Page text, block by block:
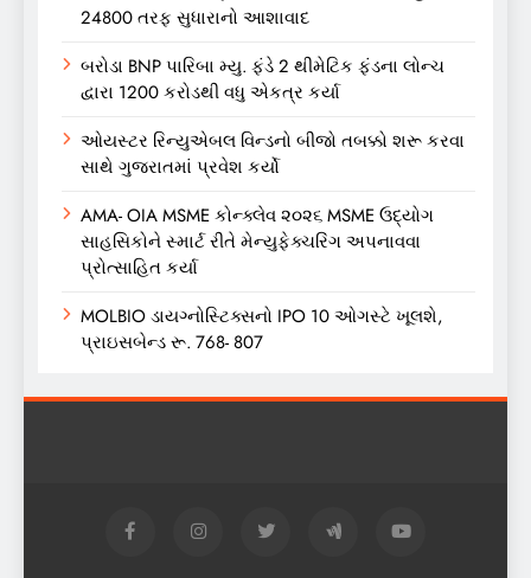
24800 તરફ સુધારાનો આશાવાદ
બરોડા BNP પારિબા મ્યુ. ફંડે 2 થીમેટિક ફંડના લોન્ચ
દ્વારા 1200 કરોડથી વધુ એકત્ર કર્યા
ઓયસ્ટર રિન્યુએબલ વિન્ડનો બીજો તબક્કો શરૂ કરવા
સાથે ગુજરાતમાં પ્રવેશ કર્યો
AMA- OIA MSME કોન્ક્લેવ ૨૦૨૬ MSME ઉદ્યોગ
સાહસિકોને સ્માર્ટ રીતે મેન્યુફેક્ચરિંગ અપનાવવા
પ્રોત્સાહિત કર્યા
MOLBIO ડાયગ્નોસ્ટિક્સનો IPO 10 ઓગસ્ટે ખૂલશે,
પ્રાઇસબેન્ડ રૂ. 768- 807